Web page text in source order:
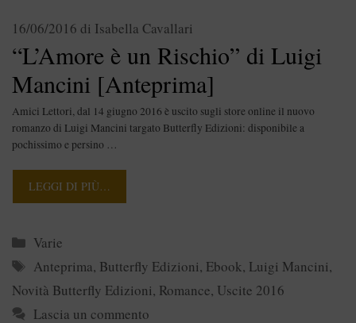
“L’Amore è un Rischio” di Luigi
Mancini [Anteprima]
16/06/2016 di Isabella Cavallari
Amici Lettori, dal 14 giugno 2016 è uscito sugli store online il nuovo
romanzo di Luigi Mancini targato Butterfly Edizioni: disponibile a
pochissimo e persino …
LEGGI DI PIÙ…
Categorie
Varie
Tag
Anteprima, Butterfly Edizioni, Ebook, Luigi Mancini,
Novità Butterfly Edizioni, Romance, Uscite 2016
Lascia un commento